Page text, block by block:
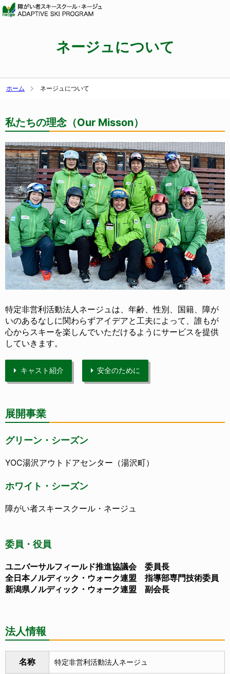
ネージュについて
ホーム ネージュについて
私たちの理念（Our Misson）
特定非営利活動法人ネージュは、年齢、性別、国籍、障が
いのあるなしに関わらずアイデアと工夫によって、誰もが
心からスキーを楽しんでいただけるようにサービスを提供
していきます。
キャスト紹介 安全のために
展開事業
グリーン・シーズン
YOC湯沢アウトドアセンター（湯沢町）
ホワイト・シーズン
障がい者スキースクール・ネージュ
委員・役員
ユニバーサルフィールド推進協議会 委員長
全日本ノルディック・ウォーク連盟 指導部専門技術委員
新潟県ノルディック・ウォーク連盟 副会長
法人情報
名称 特定非営利活動法人ネージュ